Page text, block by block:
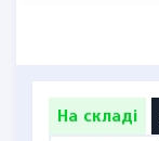
На складі